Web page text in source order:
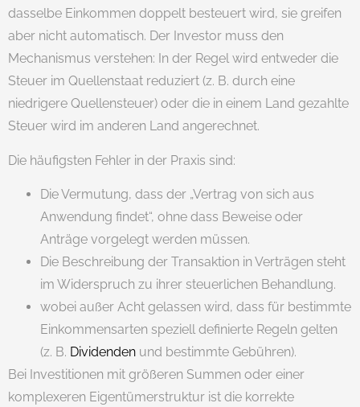
dasselbe Einkommen doppelt besteuert wird, sie greifen
aber nicht automatisch. Der Investor muss den
Mechanismus verstehen: In der Regel wird entweder die
Steuer im Quellenstaat reduziert (z. B. durch eine
niedrigere Quellensteuer) oder die in einem Land gezahlte
Steuer wird im anderen Land angerechnet.
Die häufigsten Fehler in der Praxis sind:
Die Vermutung, dass der „Vertrag von sich aus
Anwendung findet“, ohne dass Beweise oder
Anträge vorgelegt werden müssen.
Die Beschreibung der Transaktion in Verträgen steht
im Widerspruch zu ihrer steuerlichen Behandlung.
wobei außer Acht gelassen wird, dass für bestimmte
Einkommensarten speziell definierte Regeln gelten
(z. B. Dividenden und bestimmte Gebühren).
Bei Investitionen mit größeren Summen oder einer
komplexeren Eigentümerstruktur ist die korrekte